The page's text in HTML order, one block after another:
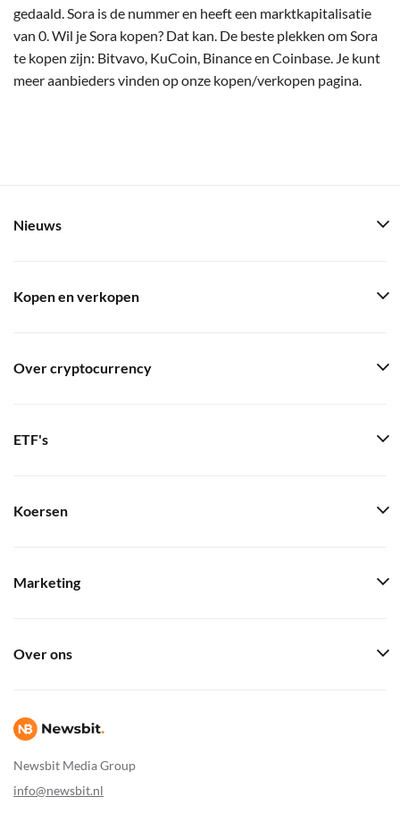
gedaald. Sora is de nummer en heeft een marktkapitalisatie
van 0. Wil je Sora kopen? Dat kan. De beste plekken om Sora
te kopen zijn: Bitvavo, KuCoin, Binance en Coinbase. Je kunt
meer aanbieders vinden op onze kopen/verkopen pagina.
Newsbit Media Group
info@newsbit.nl
Nieuws
Kopen en verkopen
Over cryptocurrency
ETF's
Koersen
Marketing
Over ons